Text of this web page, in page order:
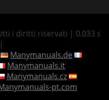
i diritti riservati | 0.033 s
|
Manymanuals.de
Manymanuals.it
Manymanuals.cz
pt.com